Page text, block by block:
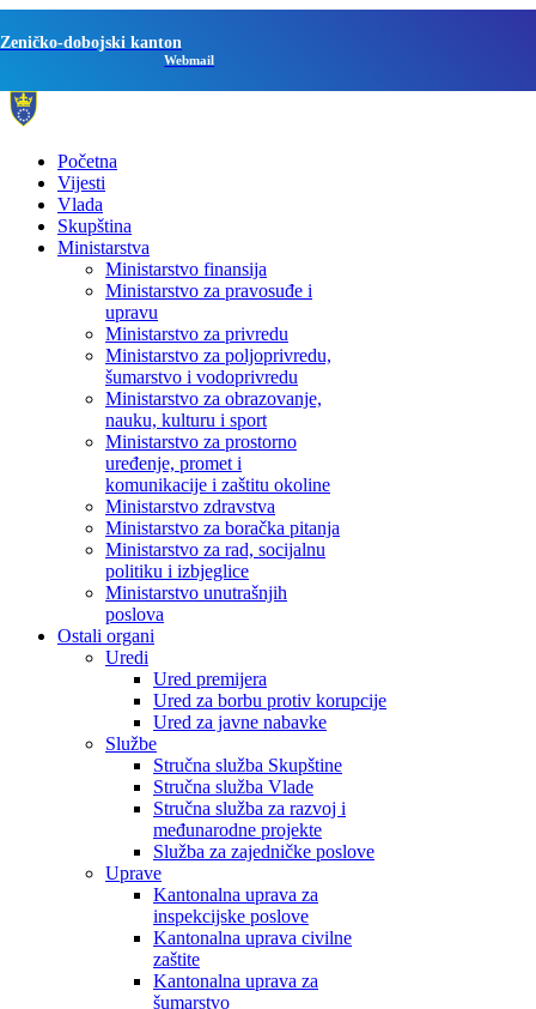
Zeničko-dobojski kanton
Webmail
Početna
Vijesti
Vlada
Skupština
Ministarstva
Ministarstvo finansija
Ministarstvo za pravosuđe i
upravu
Ministarstvo za privredu
Ministarstvo za poljoprivredu,
šumarstvo i vodoprivredu
Ministarstvo za obrazovanje,
nauku, kulturu i sport
Ministarstvo za prostorno
uređenje, promet i
komunikacije i zaštitu okoline
Ministarstvo zdravstva
Ministarstvo za boračka pitanja
Ministarstvo za rad, socijalnu
politiku i izbjeglice
Ministarstvo unutrašnjih
poslova
Ostali organi
Uredi
Ured premijera
Ured za borbu protiv korupcije
Ured za javne nabavke
Službe
Stručna služba Skupštine
Stručna služba Vlade
Stručna služba za razvoj i
međunarodne projekte
Služba za zajedničke poslove
Uprave
Kantonalna uprava za
inspekcijske poslove
Kantonalna uprava civilne
zaštite
Kantonalna uprava za
šumarstvo